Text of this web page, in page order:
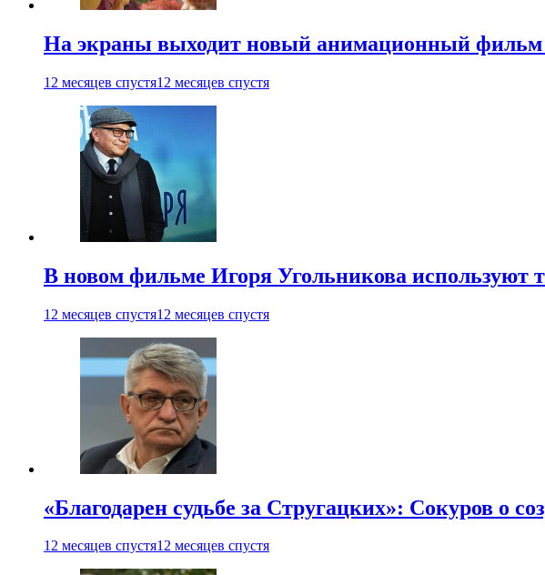
На экраны выходит новый анимационный
12 месяцев спустя12 месяцев спустя
В новом фильме Игоря Угольникова используют
12 месяцев спустя12 месяцев спустя
«Благодарен судьбе за Стругацких»: Сокуров о
12 месяцев спустя12 месяцев спустя